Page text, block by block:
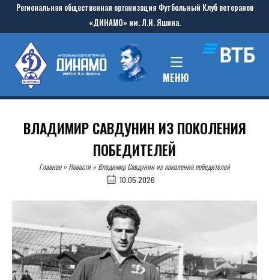
content
Региональная общественная организация Футбольный Клуб ветеранов
«ДИНАМО» им. Л.И. Яшина.
Home
МЕНЮMENU
ВЛАДИМИР САВДУНИН ИЗ ПОКОЛЕНИЯ
ПОБЕДИТЕЛЕЙ
Главная» Новости» Владимир Савдунин из поколения победителей
10.05.2026